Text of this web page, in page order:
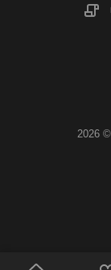
2026